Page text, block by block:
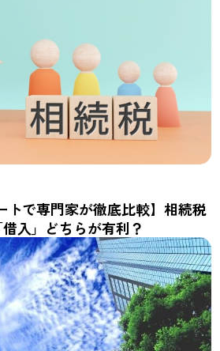
トで専門家が徹底比較】相続税
入」どちらが有利？